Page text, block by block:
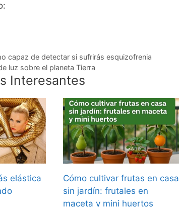
capaz de detectar si sufrirás esquizofrenia
luz sobre el planeta Tierra
Interesantes
elástica
Cómo cultivar frutas en casa
sin jardín: frutales en
maceta y mini huertos